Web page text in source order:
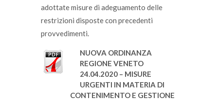
adottate misure di adeguamento delle
restrizioni disposte con precedenti
provvedimenti.
NUOVA ORDINANZA
REGIONE VENETO
24.04.2020 – MISURE
URGENTI IN MATERIA DI
CONTENIMENTO E GESTIONE